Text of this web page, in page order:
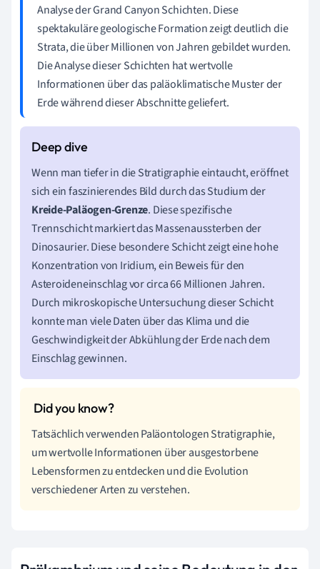
Analyse der Grand Canyon Schichten. Diese
spektakuläre geologische Formation zeigt deutlich die
Strata, die über Millionen von Jahren gebildet wurden.
Die Analyse dieser Schichten hat wertvolle
Informationen über das paläoklimatische Muster der
Erde während dieser Abschnitte geliefert.
Wenn man tiefer in die Stratigraphie eintaucht, eröffnet
sich ein faszinierendes Bild durch das Studium der
Kreide-Paläogen-Grenze. Diese spezifische
Trennschicht markiert das Massenaussterben der
Dinosaurier. Diese besondere Schicht zeigt eine hohe
Konzentration von Iridium, ein Beweis für den
Asteroideneinschlag vor circa 66 Millionen Jahren.
Durch mikroskopische Untersuchung dieser Schicht
konnte man viele Daten über das Klima und die
Geschwindigkeit der Abkühlung der Erde nach dem
Einschlag gewinnen.
Tatsächlich verwenden Paläontologen Stratigraphie,
um wertvolle Informationen über ausgestorbene
Lebensformen zu entdecken und die Evolution
verschiedener Arten zu verstehen.